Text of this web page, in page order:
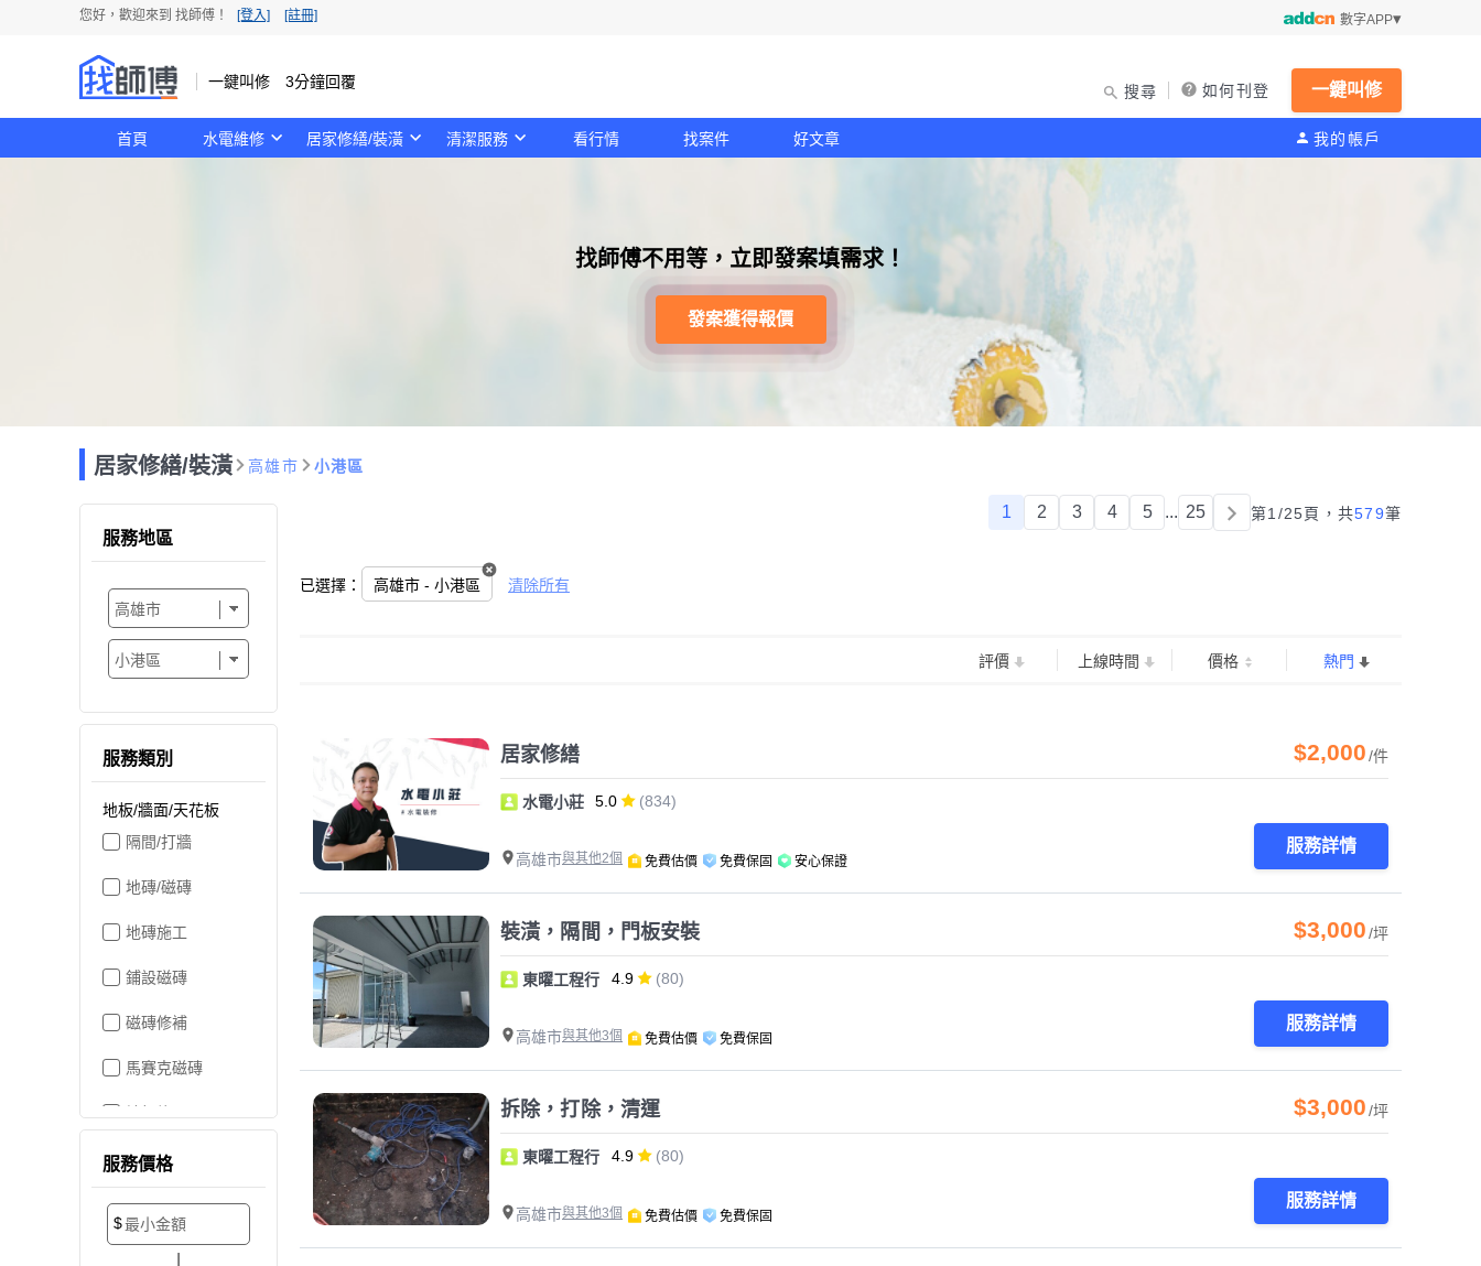
您好，歡迎來到 找師傅！ [登入] [註冊] 數字APP
一鍵叫修 3分鐘回覆
搜尋 如何刊登 一鍵叫修
首頁 水電維修 居家修繕/裝潢 清潔服務 看行情 找案件 好文章 我的帳戶
找師傅不用等，立即發案填需求！
發案獲得報價
居家修繕/裝潢 高雄市 小港區
1 2 3 4 5 ... 25 第1/25頁， 共579筆
已選擇： 高雄市 - 小港區 清除所有
服務地區
服務類別
地板/牆面/天花板
隔間/打牆
地磚/磁磚
地磚施工
鋪設磁磚
磁磚修補
馬賽克磁磚
地板維修
地板拋光打蠟
地板防滑施工
服務價格
$
評價 上線時間 價格 熱門
居家修繕 $2,000/件
水電小莊 5.0 (834)
高雄市與其他2個 免費估價 免費保固 安心保證
服務詳情
裝潢，隔間，門板安裝 $3,000/坪
東曜工程行 4.9 (80)
高雄市與其他3個 免費估價 免費保固
服務詳情
拆除，打除，清運 $3,000/坪
東曜工程行 4.9 (80)
高雄市與其他3個 免費估價 免費保固
服務詳情